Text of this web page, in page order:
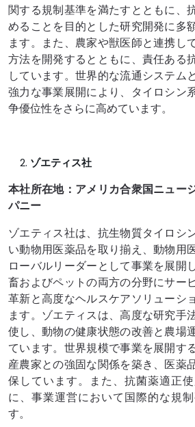
関する規制基準を満たすとともに、
めることを目的とした研究開発に多
ます。また、農家や獣医師と連携し
方法を開発するとともに、責任ある
しています。世界的な流通システム
強力な事業展開により、タイロシン
争優位性をさらに高めています。
ゾエティス社
本社所在地：アメリカ合衆国ニュー
パニー
ゾエティス社は、抗生物質タイロシ
い動物用医薬品を取り揃え、動物用
ローバルリーダーとして事業を展開
畜およびペットの両方の分野にサー
革新と高度なヘルスケアソリューシ
ます。ゾエティスは、高度な研究手
使し、動物の健康状態の改善と農場
ています。世界規模で事業を展開す
産農家との強固な関係を築き、医薬
保しています。また、抗菌薬適正
に、事業運営において国際的な規
す。